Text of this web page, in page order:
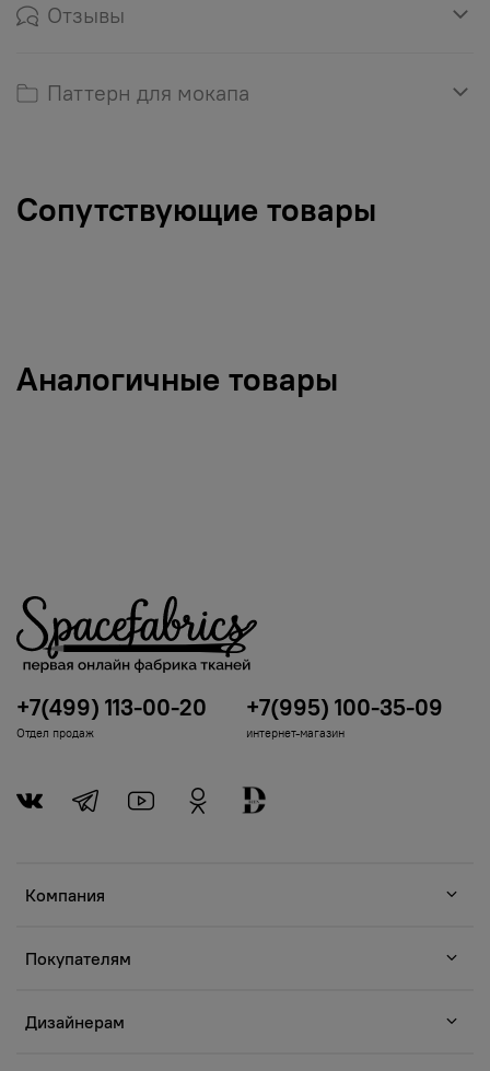
Отзывы
Паттерн для мокапа
Сопутствующие товары
Аналогичные товары
Компания
Покупателям
Дизайнерам
+7(499) 113-00-20
Отдел продаж
+7(995) 100-35-09
интернет-магазин